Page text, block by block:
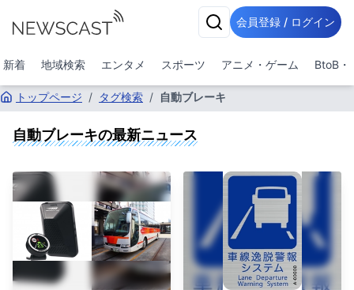
会員登録 / ログイン
新着 地域検索 エンタメ スポーツ アニメ・ゲーム BtoB・
トップページ / タグ検索 / 自動ブレーキ
自動ブレーキの最新ニュース